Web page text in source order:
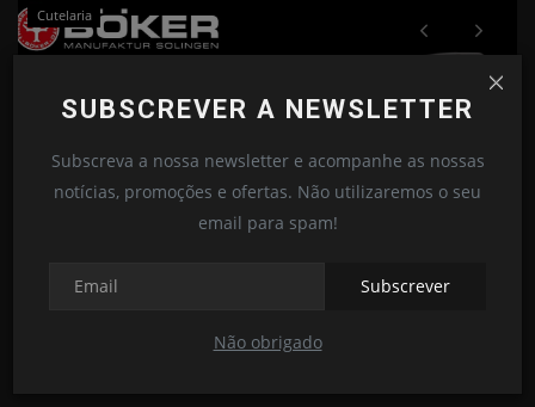
SUBSCREVER A NEWSLETTER
Subscreva a nossa newsletter e acompanhe as nossas
notícias, promoções e ofertas. Não utilizaremos o seu
email para spam!
Subscrever
Não obrigado
Cutelaria